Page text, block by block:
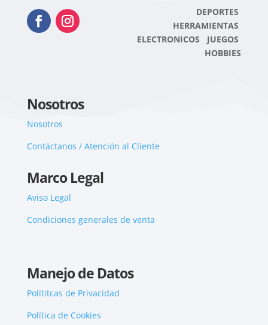
DEPORTES
HERRAMIENTAS
ELECTRONICOS JUEGOS
HOBBIES
Nosotros
Nosotros
Contáctanos / Atención al Cliente
Marco Legal
Aviso Legal
Condiciones generales de venta
Manejo de Datos
Polítitcas de Privacidad
Política de Cookies